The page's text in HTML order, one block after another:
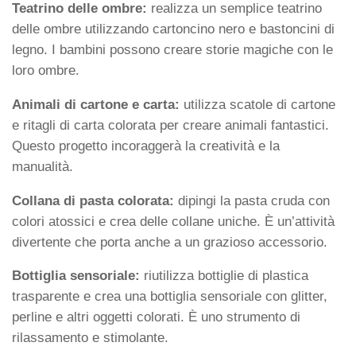
Teatrino delle ombre: realizza un semplice teatrino
delle ombre utilizzando cartoncino nero e bastoncini di
legno. I bambini possono creare storie magiche con le
loro ombre.
Animali di cartone e carta: utilizza scatole di cartone
e ritagli di carta colorata per creare animali fantastici.
Questo progetto incoraggerà la creatività e la
manualità.
Collana di pasta colorata: dipingi la pasta cruda con
colori atossici e crea delle collane uniche. È un’attività
divertente che porta anche a un grazioso accessorio.
Bottiglia sensoriale: riutilizza bottiglie di plastica
trasparente e crea una bottiglia sensoriale con glitter,
perline e altri oggetti colorati. È uno strumento di
rilassamento e stimolante.